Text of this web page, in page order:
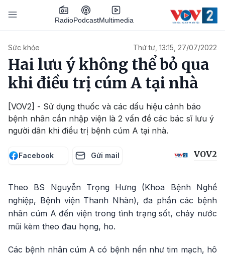
Nhảy đến nội dung
RadioPodcastMultimedia
Sức khỏe Thứ tư, 13:15, 27/07/2022
Hai lưu ý không thể bỏ qua
khi điều trị cúm A tại nhà
[VOV2] - Sử dụng thuốc và các dấu hiệu cảnh báo
bệnh nhân cần nhập viện là 2 vấn đề các bác sĩ lưu ý
người dân khi điều trị bệnh cúm A tại nhà.
Facebook Gửi mail VOV2
Theo BS Nguyễn Trọng Hưng (Khoa Bệnh Nghề
nghiệp, Bệnh viện Thanh Nhàn), đa phần các bệnh
nhân cúm A đến viện trong tình trạng sốt, chảy nước
mũi kèm theo đau họng, ho.
Các bệnh nhân cúm A có bệnh nền như tim mạch, hô